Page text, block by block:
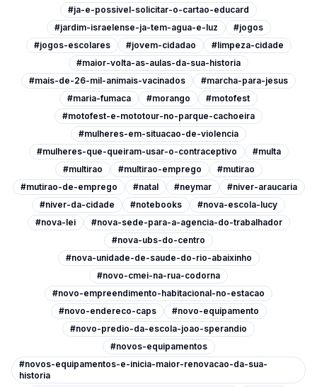
#ja-e-possivel-solicitar-o-cartao-educard
#jardim-israelense-ja-tem-agua-e-luz
#jogos
#jogos-escolares
#jovem-cidadao
#limpeza-cidade
#maior-volta-as-aulas-da-sua-historia
#mais-de-26-mil-animais-vacinados
#marcha-para-jesus
#maria-fumaca
#morango
#motofest
#motofest-e-mototour-no-parque-cachoeira
#mulheres-em-situacao-de-violencia
#mulheres-que-queiram-usar-o-contraceptivo
#multa
#multirao
#multirao-emprego
#mutirao
#mutirao-de-emprego
#natal #neymar
#niver-araucaria
#niver-da-cidade
#notebooks
#nova-escola-lucy
#nova-lei
#nova-sede-para-a-agencia-do-trabalhador
#nova-ubs-do-centro
#nova-unidade-de-saude-do-rio-abaixinho
#novo-cmei-na-rua-codorna
#novo-empreendimento-habitacional-no-estacao
#novo-endereco-caps
#novo-equipamento
#novo-predio-da-escola-joao-sperandio
#novos-equipamentos
#novos-equipamentos-e-inicia-maior-renovacao-da-sua-
historia